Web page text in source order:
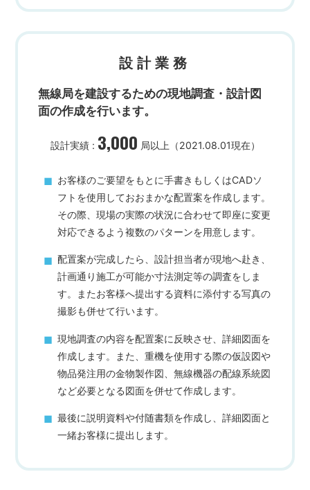
設計業務
無線局を建設するための現地調査・設計図
面の作成を行います。
設計実績 : 3,000 局以上（2021.08.01現在）
お客様のご要望をもとに手書きもしくはCADソ
フトを使用しておおまかな配置案を作成します。
その際、現場の実際の状況に合わせて即座に変更
対応できるよう複数のパターンを用意します。
配置案が完成したら、設計担当者が現地へ赴き、
計画通り施工が可能か寸法測定等の調査をしま
す。またお客様へ提出する資料に添付する写真の
撮影も併せて行います。
現地調査の内容を配置案に反映させ、詳細図面を
作成します。また、重機を使用する際の仮設図や
物品発注用の金物製作図、無線機器の配線系統図
など必要となる図面を併せて作成します。
最後に説明資料や付随書類を作成し、詳細図面と
一緒お客様に提出します。